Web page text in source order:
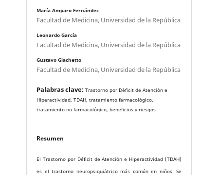
María Amparo Fernández
Facultad de Medicina, Universidad de la República
Leonardo García
Facultad de Medicina, Universidad de la República
Gustavo Giachetto
Facultad de Medicina, Universidad de la República
Palabras clave: Trastorno por Déficit de Atención e
Hiperactividad, TDAH, tratamiento farmacológico,
tratamiento no farmacológico, beneficios y riesgos
Resumen
El Trastorno por Déficit de Atención e Hiperactividad (TDAH)
es el trastorno neuropsiquiátrico más común en niños. Se